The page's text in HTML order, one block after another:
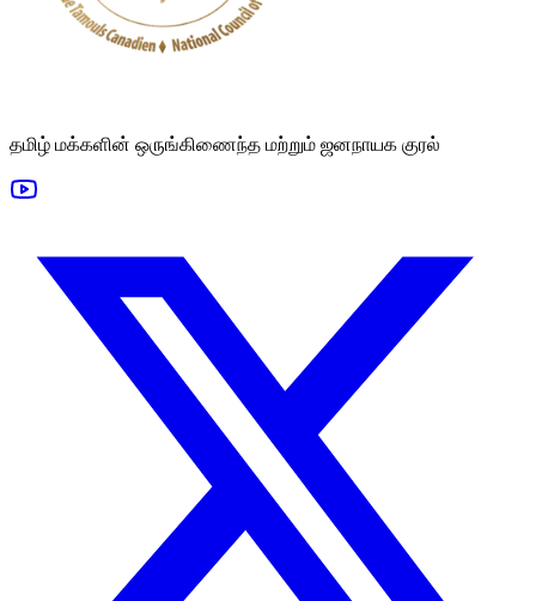
தமிழ் மக்களின் ஒருங்கிணைந்த மற்றும் ஜனநாயக குரல்